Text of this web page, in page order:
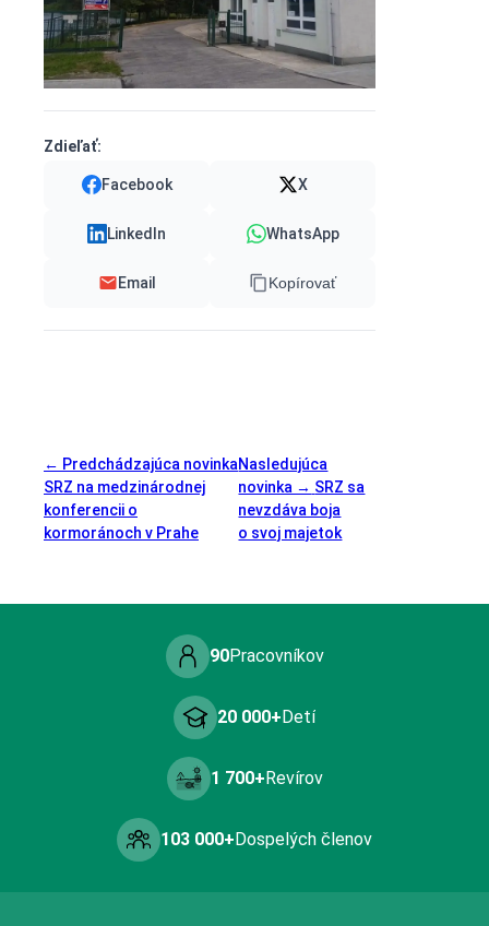
Zdieľať:
Facebook X
LinkedIn WhatsApp
Email Kopírovať
← Predchádzajúca novinka
SRZ na medzinárodnej
konferencii o
kormoránoch v Prahe
Nasledujúca
novinka → SRZ sa
nevzdáva boja
o svoj majetok
90Pracovníkov
20 000+Detí
1 700+Revírov
103 000+Dospelých členov